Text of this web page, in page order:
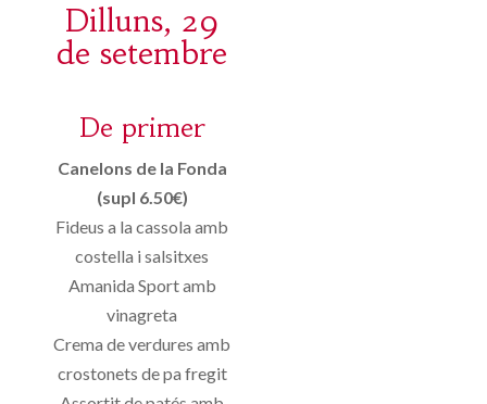
Dilluns, 29
de setembre
De primer
Canelons de la Fonda
(supl 6.50€)
Fideus a la cassola amb
costella i salsitxes
Amanida Sport amb
vinagreta
Crema de verdures amb
crostonets de pa fregit